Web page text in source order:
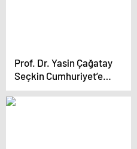
Prof. Dr. Yasin Çağatay
Seçkin Cumhuriyet’e
konuştu: ‘İstanbul’un
kültürel dokusu geri